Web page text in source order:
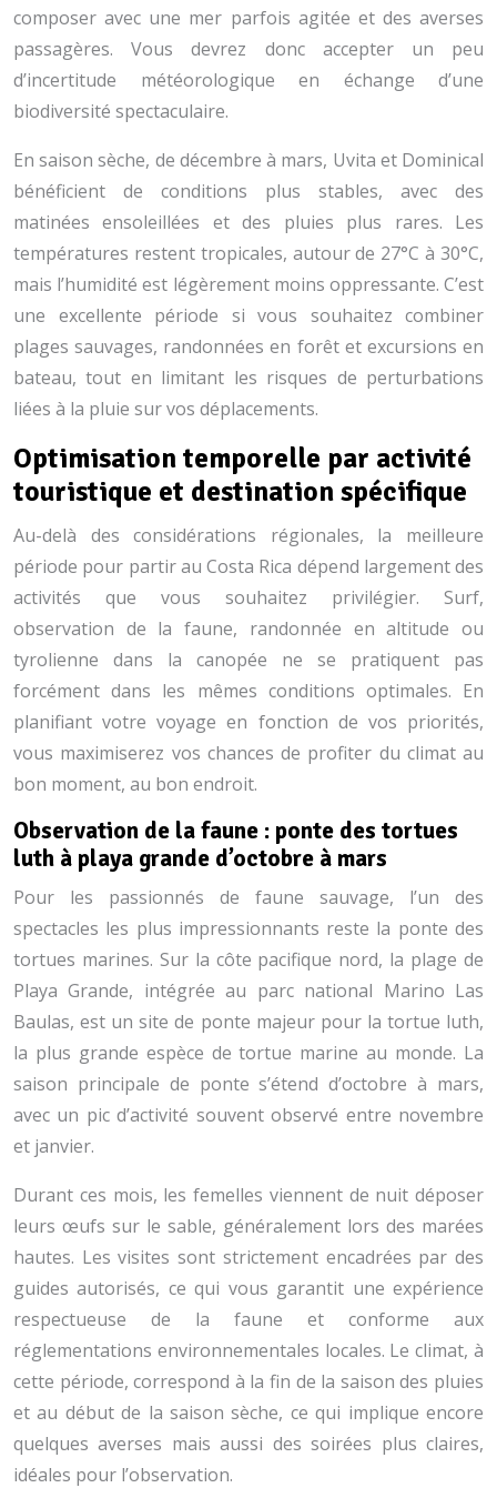
composer avec une mer parfois agitée et des averses
passagères. Vous devrez donc accepter un peu
d’incertitude météorologique en échange d’une
biodiversité spectaculaire.
En saison sèche, de décembre à mars, Uvita et Dominical
bénéficient de conditions plus stables, avec des
matinées ensoleillées et des pluies plus rares. Les
températures restent tropicales, autour de 27°C à 30°C,
mais l’humidité est légèrement moins oppressante. C’est
une excellente période si vous souhaitez combiner
plages sauvages, randonnées en forêt et excursions en
bateau, tout en limitant les risques de perturbations
liées à la pluie sur vos déplacements.
Optimisation temporelle par activité
touristique et destination spécifique
Au-delà des considérations régionales, la meilleure
période pour partir au Costa Rica dépend largement des
activités que vous souhaitez privilégier. Surf,
observation de la faune, randonnée en altitude ou
tyrolienne dans la canopée ne se pratiquent pas
forcément dans les mêmes conditions optimales. En
planifiant votre voyage en fonction de vos priorités,
vous maximiserez vos chances de profiter du climat au
bon moment, au bon endroit.
Observation de la faune : ponte des tortues
luth à playa grande d’octobre à mars
Pour les passionnés de faune sauvage, l’un des
spectacles les plus impressionnants reste la ponte des
tortues marines. Sur la côte pacifique nord, la plage de
Playa Grande, intégrée au parc national Marino Las
Baulas, est un site de ponte majeur pour la tortue luth,
la plus grande espèce de tortue marine au monde. La
saison principale de ponte s’étend d’octobre à mars,
avec un pic d’activité souvent observé entre novembre
et janvier.
Durant ces mois, les femelles viennent de nuit déposer
leurs œufs sur le sable, généralement lors des marées
hautes. Les visites sont strictement encadrées par des
guides autorisés, ce qui vous garantit une expérience
respectueuse de la faune et conforme aux
réglementations environnementales locales. Le climat, à
cette période, correspond à la fin de la saison des pluies
et au début de la saison sèche, ce qui implique encore
quelques averses mais aussi des soirées plus claires,
idéales pour l’observation.